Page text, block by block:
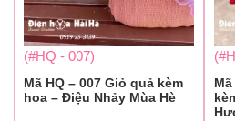
(#HQ - 007)
Mã HQ – 007 Giỏ quả kèm
hoa – Điệu Nhảy Mùa Hè